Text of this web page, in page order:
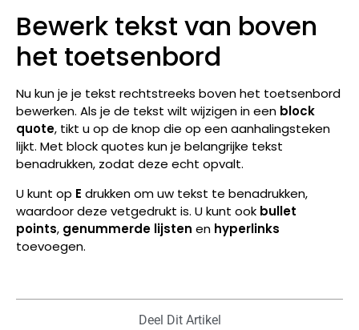
Bewerk tekst van boven
het toetsenbord
Nu kun je je tekst rechtstreeks boven het toetsenbord
bewerken. Als je de tekst wilt wijzigen in een block
quote, tikt u op de knop die op een aanhalingsteken
lijkt. Met block quotes kun je belangrijke tekst
benadrukken, zodat deze echt opvalt.
U kunt op E drukken om uw tekst te benadrukken,
waardoor deze vetgedrukt is. U kunt ook bullet
points, genummerde lijsten en hyperlinks
toevoegen.
Deel Dit Artikel